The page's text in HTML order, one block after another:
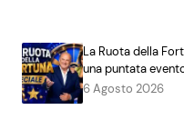
La Ruota della
una puntata
6 Agosto 2026